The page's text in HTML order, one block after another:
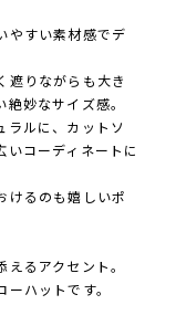
やすい素材感でデ
遮りながらも大き
妙なサイズ感。
ラルに、カットソ
コーディネートに
けるのも嬉しいポ
るアクセント。
ハットです。